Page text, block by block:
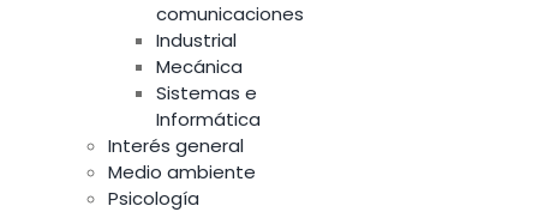
comunicaciones
Industrial
Mecánica
Sistemas e
Informática
Interés general
Medio ambiente
Psicología